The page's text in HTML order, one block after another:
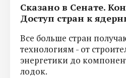
Сказано в Сенате.
Доступ стран к
Все больше стран
технологиям - от
энергетики до
лодок.